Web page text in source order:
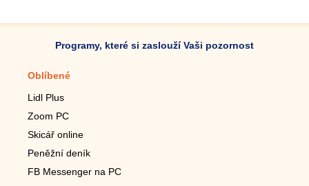
Programy, které si zaslouží Vaši pozornost
Oblíbené
Lidl Plus
Zoom PC
Skicář online
Peněžní deník
FB Messenger na PC